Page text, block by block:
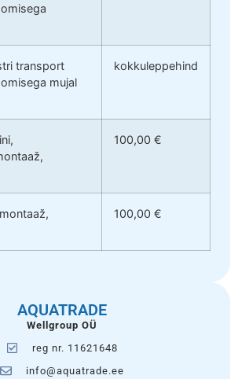
transport
mujal
kokkuleppehind
100,00 €
100,00 €
AQUATRADE
Wellgroup OÜ
reg nr. 11621648
info@aquatrade.ee